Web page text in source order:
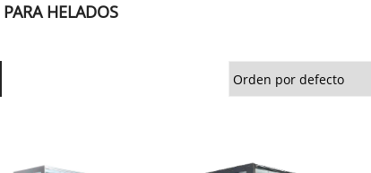
HELADOS